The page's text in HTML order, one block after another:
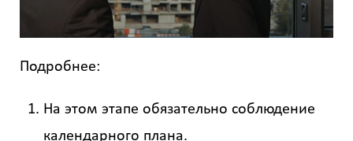
Подробнее:
На этом этапе обязательно соблюдение
календарного плана.